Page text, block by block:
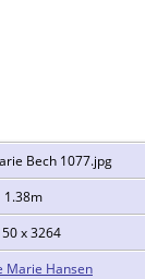
Bech 1077.jpg
1.38m
x 3264
Marie Hansen